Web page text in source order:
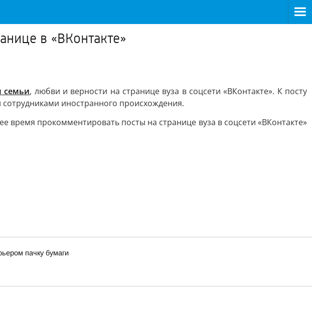
в «ВКонтакте»
семьи, любви и верности на странице вуза в соцсети «ВКонтакте». К посту
иностранного происхождения.
прокомментировать посты на странице вуза в соцсети «ВКонтакте»
пачку бумаги